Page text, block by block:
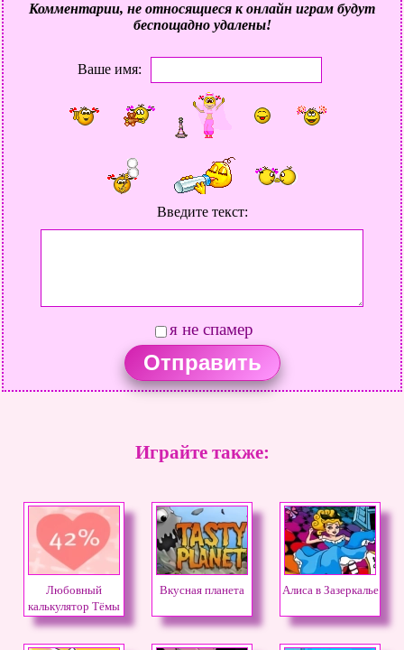
Комментарии, не относящиеся к онлайн играм будут
беспощадно удалены!
Ваше имя:
Введите текст:
я не спамер
Играйте также:
Любовный
калькулятор Тёмы
Вкусная планета Алиса в Зазеркалье